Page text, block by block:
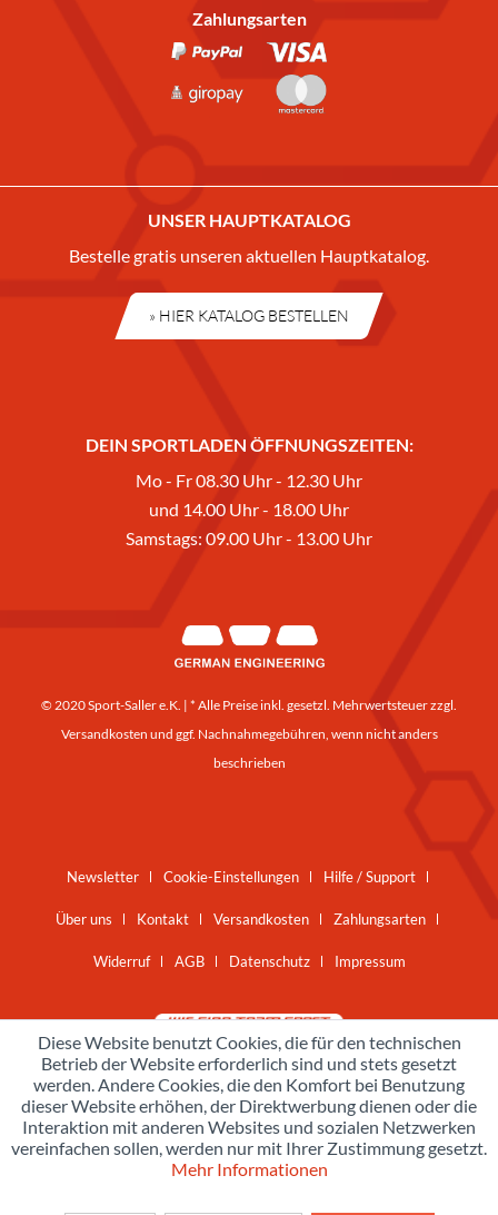
Zahlungsarten
UNSER HAUPTKATALOG
Bestelle gratis unseren aktuellen Hauptkatalog.
» HIER KATALOG BESTELLEN
DEIN SPORTLADEN ÖFFNUNGSZEITEN:
Mo - Fr 08.30 Uhr - 12.30 Uhr
und 14.00 Uhr - 18.00 Uhr
Samstags: 09.00 Uhr - 13.00 Uhr
© 2020 Sport-Saller e.K. | * Alle Preise inkl. gesetzl. Mehrwertsteuer zzgl.
Versandkosten und ggf. Nachnahmegebühren, wenn nicht anders
beschrieben
Newsletter Cookie-Einstellungen Hilfe / Support
Über uns Kontakt Versandkosten Zahlungsarten
Widerruf AGB Datenschutz Impressum
Diese Website benutzt Cookies, die für den technischen
Betrieb der Website erforderlich sind und stets gesetzt
werden. Andere Cookies, die den Komfort bei Benutzung
dieser Website erhöhen, der Direktwerbung dienen oder die
Interaktion mit anderen Websites und sozialen Netzwerken
vereinfachen sollen, werden nur mit Ihrer Zustimmung gesetzt.
Mehr Informationen